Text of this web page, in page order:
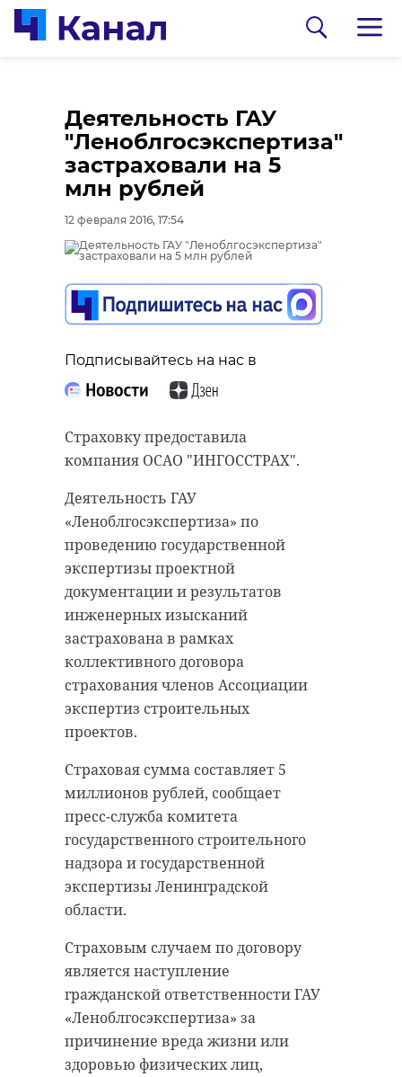
Деятельность ГАУ
"Леноблгосэкспертиза"
застраховали на 5
млн рублей
12 февраля 2016, 17:54
Подписывайтесь на нас в
Страховку предоставила
компания ОСАО "ИНГОССТРАХ".
Деятельность ГАУ
«Леноблгосэкспертиза» по
проведению государственной
экспертизы проектной
документации и результатов
инженерных изысканий
застрахована в рамках
коллективного договора
страхования членов Ассоциации
экспертиз строительных
проектов.
Страховая сумма составляет 5
миллионов рублей, сообщает
пресс-служба комитета
государственного строительного
надзора и государственной
экспертизы Ленинградской
области.
Страховым случаем по договору
является наступление
гражданской ответственности ГАУ
«Леноблгосэкспертиза» за
причинение вреда жизни или
здоровью физических лиц,
0:00 / 0:00
В Гатчинском районе
добровольцы
реставрируют
привидениями” XIX
века
18 августа 2020, 16:53
Подписывайтесь на нас в
Сейчас расчищают рамы, снимают
старый слой краски.
Реставрируют уникальные
Впереди шпаклевка дома,
утепление пенькой,
антибиологическая и
противопожарная обработка.
гатчинский район
добровольцы
реставрация
Поделиться статьей:
0:00 / 0:00
Сосновоборец
разгадал тайну
могилы на
и узнал много нового
об истории города
11 февраля 2020, 14:59
Подписывайтесь на нас в
Руслан Семенченко мечтает,
чтобы историки-профессионалы
больше узнали о жизни Анны. В
рассекретят документы 100-
летней давности и, может тогда,
удастся узнать, какой была жизнь
Анны Беквор и других бельгийцев
в Сосновом Бору.